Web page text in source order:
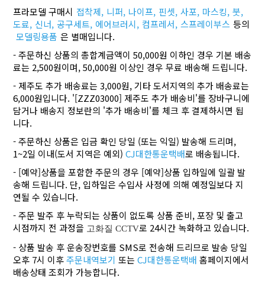
프라모델 구매시 접착제, 니퍼, 나이프, 핀셋, 사포, 마스킹, 붓,
도료, 신너, 공구세트, 에어브러시, 컴프레서, 스프레이부스 등의
모델링용품 은 별매입니다.
- 주문하신 상품의 총합계금액이 50,000원 이하인 경우 기본 배송
료는 2,500원이며, 50,000원 이상인 경우 무료 배송해 드립니다.
- 제주도 추가 배송료는 3,000원, 기타 도서지역의 추가 배송료는
6,000원입니다. '[ZZZ03000] 제주도 추가 배송비'를 장바구니에
담거나 배송지 정보란의 '추가 배송비'를 체크 후 결제하시면 됩
니다.
- 주문하신 상품은 입금 확인 당일 (또는 익일) 발송해 드리며,
1~2일 이내(도서 지역은 예외)CJ대한통운택배로 배송됩니다.
- [예약]상품을 포함한 주문의 경우 [예약]상품 입하일에 일괄 발
송해 드립니다. 단, 입하일은 수입사 사정에 의해 예정일보다 지
연될 수 있습니다.
- 주문 발주 후 누락되는 상품이 없도록 상품 준비, 포장 및 출고
시점까지 전 과정을 고화질 CCTV로 24시간 녹화하고 있습니다.
- 상품 발송 후 운송장번호를 SMS로 전송해 드리므로 발송 당일
오후 7시 이후주문내역보기 또는CJ대한통운택배 홈페이지에서
배송상태 조회가 가능합니다.